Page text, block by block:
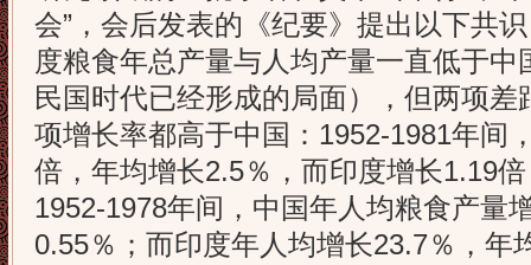
会”，会后发表的《纪要》提出以下共
度粮食年总产量与人均产量一直低于
民国时代已经形成的局面），但两项
项增长率都高于中国：1952-1981年间
倍，年均增长2.5％，而印度增长1.19
1952-1978年间，中国年人均粮食产量
0.55％；而印度年人均增长23.7％，年